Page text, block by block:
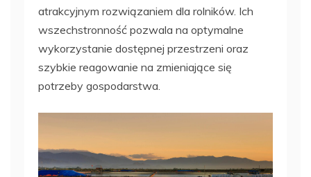
atrakcyjnym rozwiązaniem dla rolników. Ich
wszechstronność pozwala na optymalne
wykorzystanie dostępnej przestrzeni oraz
szybkie reagowanie na zmieniające się
potrzeby gospodarstwa.